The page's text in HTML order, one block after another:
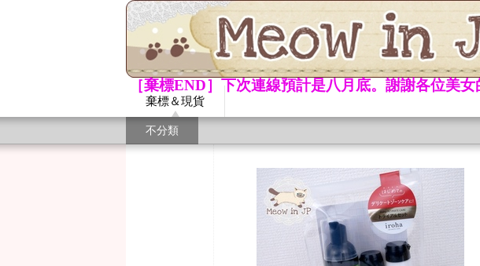
棄標＆現貨
不分類
［棄標END］下次連線預計是八月底。謝謝各位美